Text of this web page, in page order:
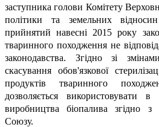
заступника голови Комітету
політики та земельних
прийнятий навесні 2015 року
тваринного походження не
законодавства. Згідно зі
скасування обов'язкової
продуктів тваринного
дозволяється використовувати
виробництва біопалива згідно
Союзу.